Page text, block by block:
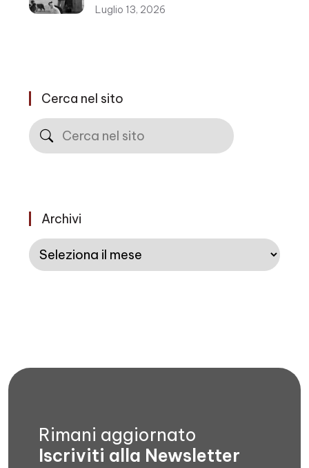
Luglio 13, 2026
Cerca nel sito
Cerca
Archivi
Archivi
Rimani aggiornato
Iscriviti alla Newsletter